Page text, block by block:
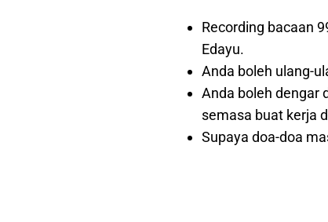
Recording bacaan
Edayu.
Anda boleh ulang-
Anda boleh dengar
semasa buat kerja
Supaya doa-doa